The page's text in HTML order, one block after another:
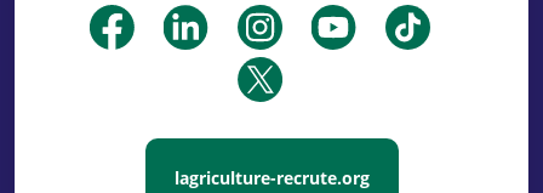
lagriculture-recrute.org